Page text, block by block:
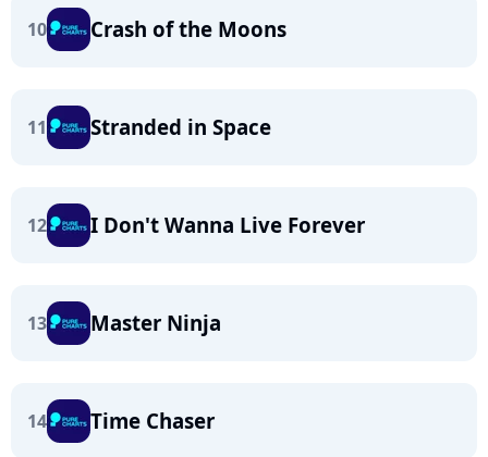
10 Crash of the Moons
11 Stranded in Space
12 I Don't Wanna Live Forever
13 Master Ninja
14 Time Chaser